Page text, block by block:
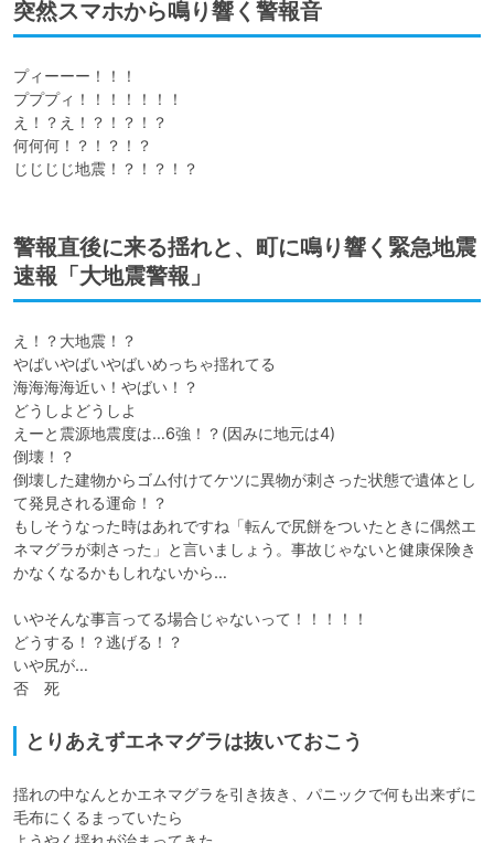
突然スマホから鳴り響く警報音
プィーーー！！！
プププィ！！！！！！！
え！？え！？！？！？
何何何！？！？！？
じじじじ地震！？！？！？
警報直後に来る揺れと、町に鳴り響く緊急地震
速報「大地震警報」
え！？大地震！？
やばいやばいやばいめっちゃ揺れてる
海海海海近い！やばい！？
どうしよどうしよ
えーと震源地震度は…6強！？(因みに地元は4)
倒壊！？
倒壊した建物からゴム付けてケツに異物が刺さった状態で遺体とし
て発見される運命！？
もしそうなった時はあれですね「転んで尻餅をついたときに偶然エ
ネマグラが刺さった」と言いましょう。事故じゃないと健康保険き
かなくなるかもしれないから…
いやそんな事言ってる場合じゃないって！！！！！
どうする！？逃げる！？
いや尻が…
否　死
とりあえずエネマグラは抜いておこう
揺れの中なんとかエネマグラを引き抜き、パニックで何も出来ずに
毛布にくるまっていたら